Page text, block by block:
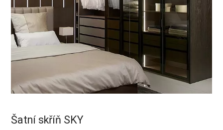
Šatní skříň SKY